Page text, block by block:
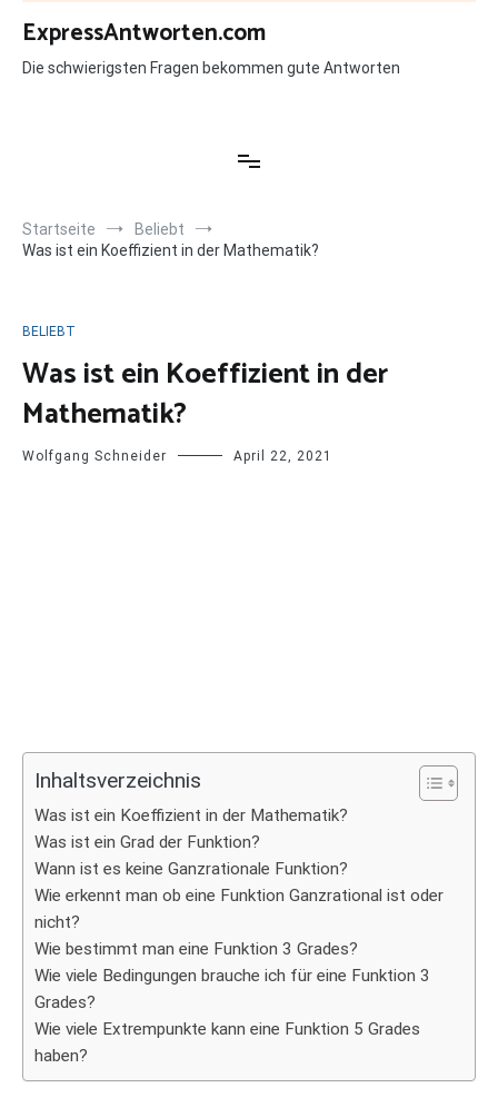
Zum
Inhalt
springen
ExpressAntworten.com
Die schwierigsten Fragen bekommen gute Antworten
Startseite
Beliebt
Was ist ein Koeffizient in der Mathematik?
BELIEBT
Was ist ein Koeffizient in der
Mathematik?
Wolfgang Schneider April 22, 2021
Inhaltsverzeichnis
Was ist ein Koeffizient in der Mathematik?
Was ist ein Grad der Funktion?
Wann ist es keine Ganzrationale Funktion?
Wie erkennt man ob eine Funktion Ganzrational ist oder
nicht?
Wie bestimmt man eine Funktion 3 Grades?
Wie viele Bedingungen brauche ich für eine Funktion 3
Grades?
Wie viele Extrempunkte kann eine Funktion 5 Grades
haben?